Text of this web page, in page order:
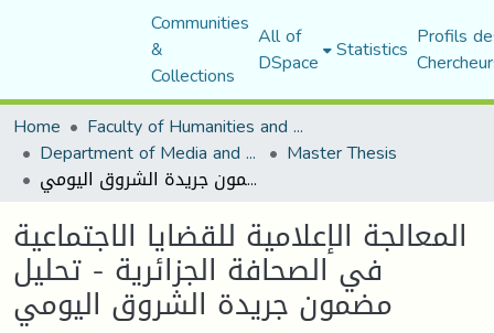
Communities
&
Collections
All of
DSpace Statistics Profils
Home
Faculty of Humanities and Social Sciences
Department of Media and Communication Studies Master Thesis
المعالجة الإعلامية للقضايا الاجتماعية في الصحافة الجزائرية - تحليل مضمون جريدة الشروق اليومي
المعالجة الإعلامية للقضايا الاجتماعية
في الصحافة الجزائرية - تحليل
مضمون جريدة الشروق اليومي